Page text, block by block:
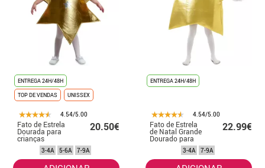
ENTREGA 24H/48H
TOP DE VENDAS
UNISSEX
4.54/5.00
Fato de Estrela
Dourada para
crianças
20.50€
3-4A 5-6A 7-9A
ENTREGA 24H/48H
4.54/5.00
Fato de Estrela
de Natal Grande
Dourado para
22.99€
3-4A 7-9A